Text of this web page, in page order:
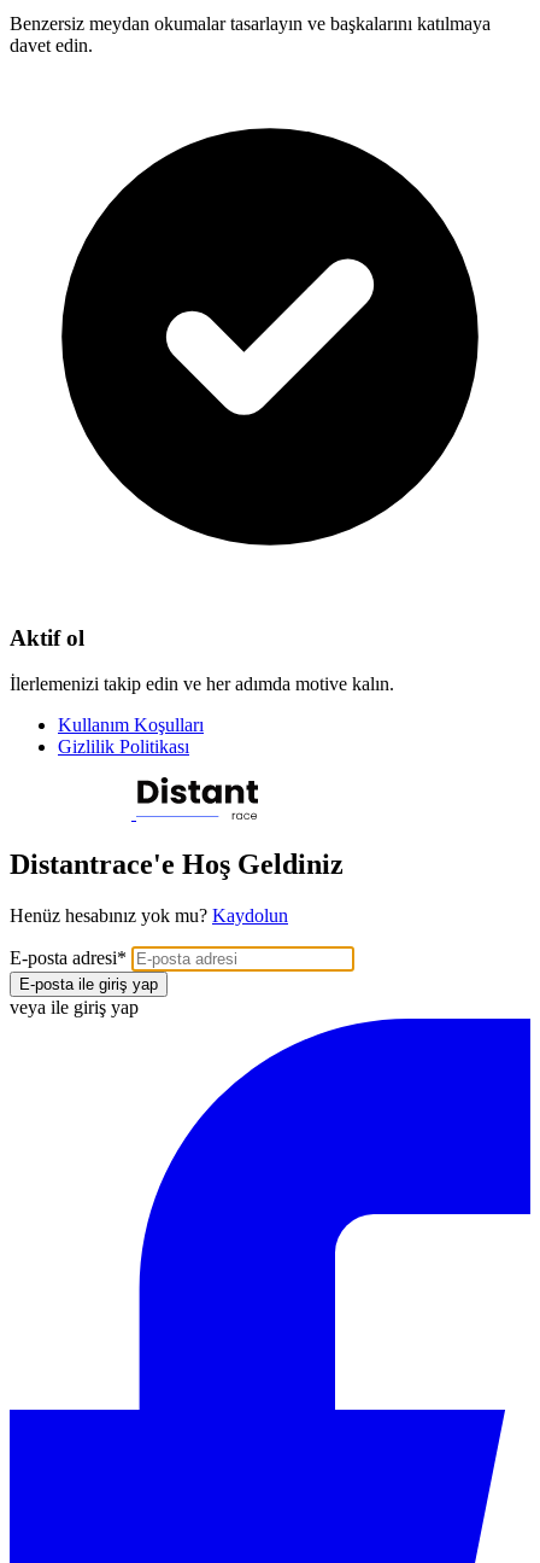
Benzersiz meydan okumalar tasarlayın ve başkalarını katılmaya
davet edin.
Aktif ol
İlerlemenizi takip edin ve her adımda motive kalın.
Kullanım Koşulları
Gizlilik Politikası
Distantrace'e Hoş Geldiniz
Henüz hesabınız yok mu? Kaydolun
E-posta adresi*
E-posta ile giriş yap
veya ile giriş yap